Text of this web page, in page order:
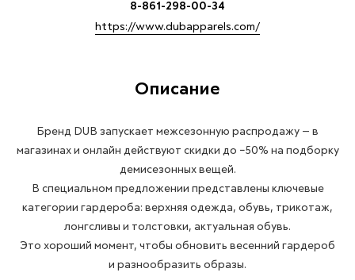
8-861-298-00-34
https://www.dubapparels.com/
Описание
Бренд DUB запускает межсезонную распродажу — в
магазинах и онлайн действуют скидки до −50% на подборку
демисезонных вещей.
В специальном предложении представлены ключевые
категории гардероба: верхняя одежда, обувь, трикотаж,
лонгсливы и толстовки, актуальная обувь.
​​​​​​​Это хороший момент, чтобы обновить весенний гардероб
и разнообразить образы.